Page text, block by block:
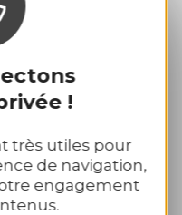
!
très utiles pour
de navigation,
engagement
la religion
au Xème
Crux Irihael
de